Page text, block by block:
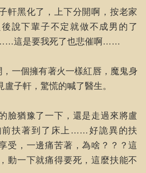
軒黑化了，上下分開啊，按老家
說下輩子不定就做不成男的了
這是要我死了也悲催啊……
，一個擁有著火一樣紅唇，魔鬼身
子軒，驚慌的喊了醫生。
臉猶豫了一下，還是走過來將盧
前扶著到了床上……好詭異的扶
受，一邊痛苦著，為啥？？？這
動一下就痛得要死，這麼扶能不